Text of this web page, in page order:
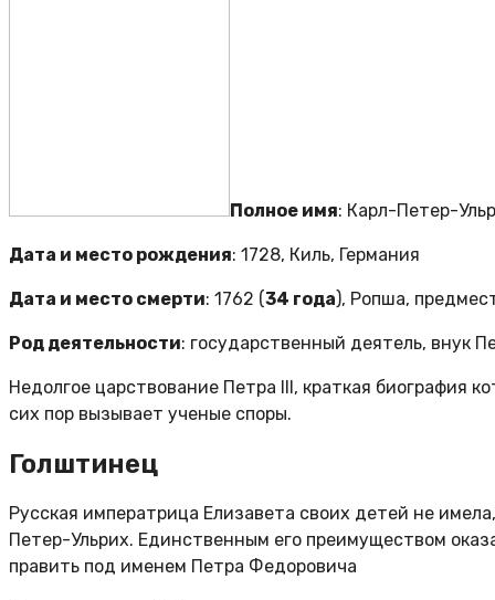
Полное имя: Карл-Петер-
Дата и место рождения: 1728, Киль, Германия
Дата и место смерти: 1762 (34 года), Ропша,
Род деятельности: государственный деятель, внук
Недолгое царствование Петра III, краткая биография
сих пор вызывает ученые споры.
Голштинец
Русская императрица Елизавета своих детей не
Петер-Ульрих. Единственным его преимуществом
править под именем Петра Федоровича